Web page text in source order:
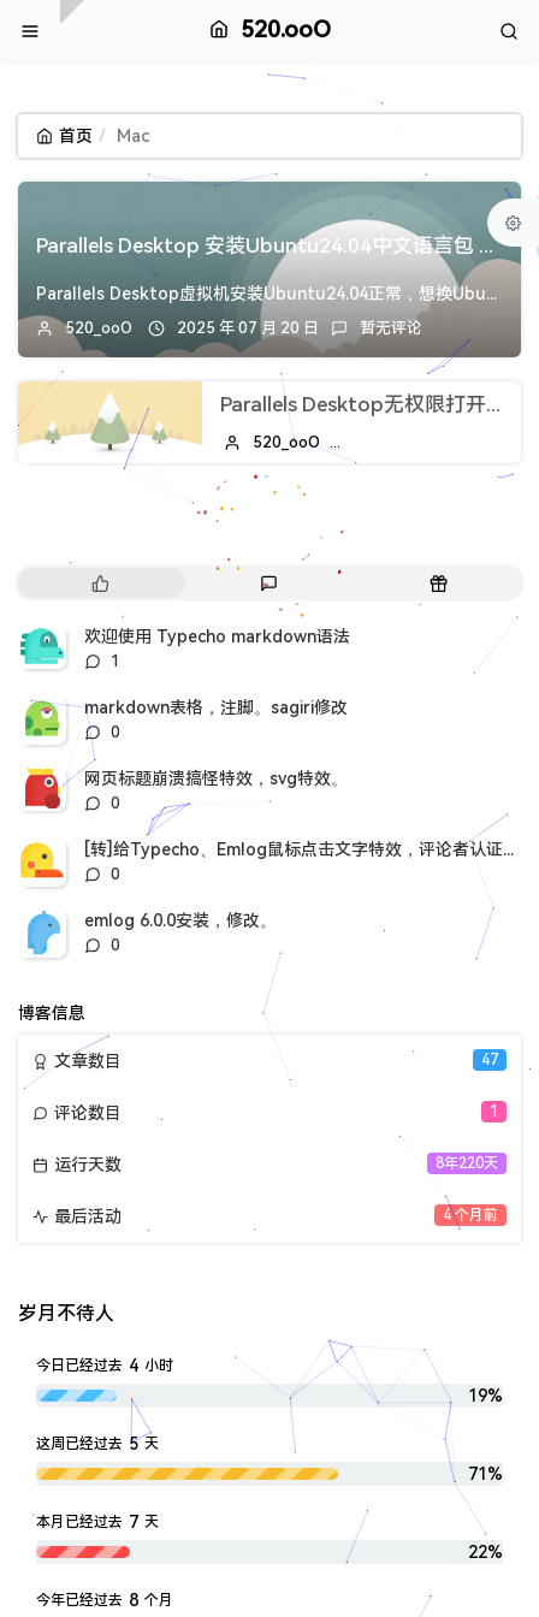
520.ooO
首页 Mac
Parallels Desktop 安装Ubuntu24.04中文语言包 换国内源
Parallels Desktop虚拟机安装Ubuntu24.04正常，想换Ubuntu24.04中文语言包就出错，不论系统设置安装还是命令安装一直出错到...
520_ooO 2025 年 07 月 20 日 暂无评论
Parallels Desktop无权限打开的问题，Mac软件已损坏？
520_ooO
热
门
文
章
新
评
随
欢迎使用 Typecho markdown语法
评
数：
1
markdown表格，注脚。sagiri修改
评
数：
0
网页标题崩溃搞怪特效，svg特效。
评
数：
0
[转]给Typecho、Emlog鼠标点击文字特效，评论者认证插件。
评
数：
0
emlog 6.0.0安装，修改。
评
0
博客信息
47
文章数目
1
评论数目
8年220天
运行天数
4 个月前
最后活动
岁月不待人
今日已经过去 4 小时
19%
这周已经过去 5 天
71%
本月已经过去 7 天
22%
今年已经过去 8 个月